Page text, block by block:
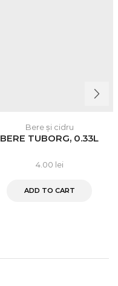
Bere și cidru
BERE TUBORG, 0.33L
4.00 lei
ADD TO CART